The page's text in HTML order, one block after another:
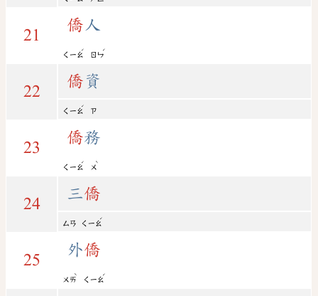
21
僑人
ㄑㄧㄠ
ˊ
ㄖㄣ
ˊ
22
僑 資
ㄑㄧㄠ
ˊ
ㄗ
23
僑務
ㄑㄧㄠ
ˊ
ㄨ
ˋ
24
三僑
ㄙㄢ ㄑㄧㄠ
ˊ
25
外僑
ㄨㄞ
ˋ
ㄑㄧㄠ
ˊ